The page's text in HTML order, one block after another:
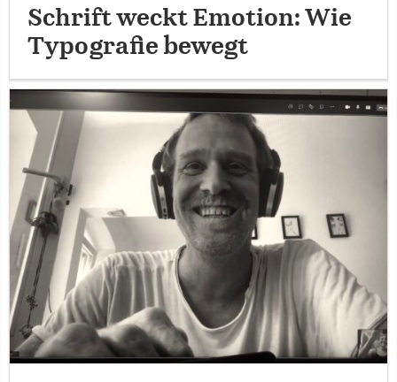
Schrift weckt Emotion: Wie
Typografie bewegt